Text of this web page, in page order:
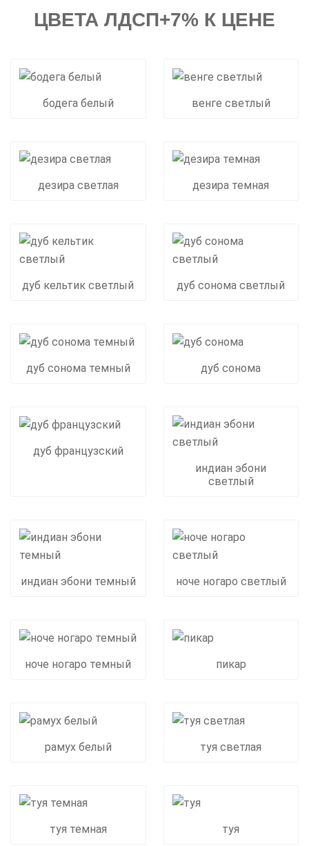
ЦВЕТА ЛДСП+7% К ЦЕНЕ
бодега белый венге светлый
дезира светлая дезира темная
дуб кельтик светлый дуб сонома светлый
дуб сонома темный дуб сонома
дуб французский
индиан эбони
светлый
индиан эбони темный ноче ногаро светлый
ноче ногаро темный пикар
рамух белый туя светлая
туя темная туя